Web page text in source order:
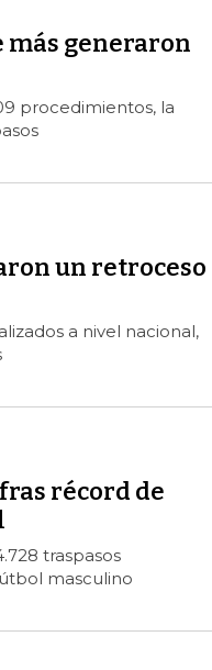
más generaron
procedimientos, la
un retroceso
a nivel nacional,
récord de
traspasos
masculino